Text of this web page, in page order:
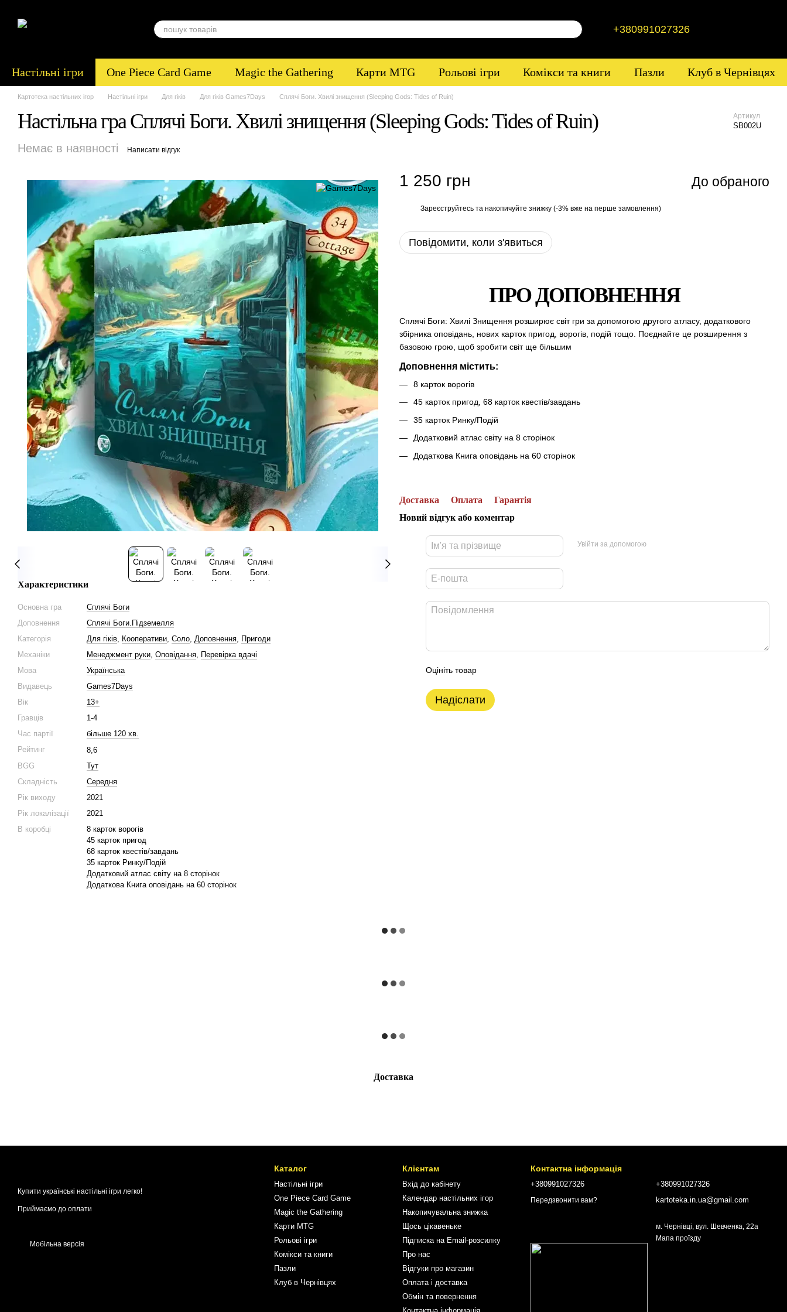
+380991027326
Настільні ігри One Piece Card Game Magic the Gathering Карти MTG Рольові ігри Комікси та книги Пазли Клуб в Чернівцях
Картотека настільних ігор Настільні ігри Для гіків Для гіків Games7Days Сплячі Боги. Хвилі знищення (Sleeping Gods: Tides of Ruin)
Настільна гра Сплячі Боги. Хвилі знищення (Sleeping Gods: Tides of Ruin) Артикул
SB002U
Немає в наявності Написати відгук
Характеристики
Основна гра
Сплячі Боги
Доповнення
Сплячі Боги.Підземелля
Категорія
Для гіків, Кооперативи, Соло, Доповнення, Пригоди
Механіки
Менеджмент руки, Оповідання, Перевірка вдачі
Мова
Українська
Видавець
Games7Days
Вік
13+
Гравців
1-4
Час партії
більше 120 хв.
Рейтинг
8,6
BGG
Тут
Складність
Середня
Рік виходу
2021
Рік локалізації
2021
В коробці
8 карток ворогів
45 карток пригод
68 карток квестів/завдань
35 карток Ринку/Подій
Додатковий атлас світу на 8 сторінок
Додаткова Книга оповідань на 60 сторінок
1 250 грн До обраного
Зареєструйтесь та накопичуйте знижку (-3% вже на перше замовлення)
Повідомити, коли з'явиться
ПРО ДОПОВНЕННЯ
Сплячі Боги: Хвилі Знищення розширює світ гри за допомогою другого атласу, додаткового
збірника оповідань, нових карток пригод, ворогів, подій тощо. Поєднайте це розширення з
базовою грою, щоб зробити світ ще більшим
Доповнення містить:
8 карток ворогів
45 карток пригод, 68 карток квестів/завдань
35 карток Ринку/Подій
Додатковий атлас світу на 8 сторінок
Додаткова Книга оповідань на 60 сторінок
Доставка Оплата
Гарантія
Новий відгук або коментар
Увійти за допомогою
Оцініть товар
Надіслати
Доставка
Купити українські настільні ігри легко!
Приймаємо до оплати
Мобільна версія
Каталог
Настільні ігри
One Piece Card Game
Magic the Gathering
Карти MTG
Рольові ігри
Комікси та книги
Пазли
Клуб в Чернівцях
Клієнтам
Вхід до кабінету
Календар настільних ігор
Накопичувальна знижка
Щось цікавеньке
Підписка на Email-розсилку
Про нас
Відгуки про магазин
Оплата і доставка
Обмін та повернення
Контактна інформація
+380991027326
Передзвонити вам?
+380991027326
kartoteka.in.ua@gmail.com
м. Чернівці, вул. Шевченка, 22а
Мапа проїзду